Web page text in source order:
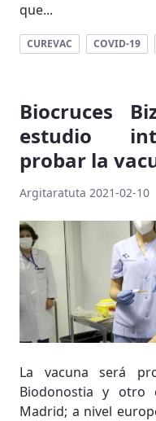
que...
CUREVAC COVID-19
Biocruces
estudio
probar la
Argitaratuta 2021-02-10
La vacuna será
Biodonostia y otro
Madrid; a nivel